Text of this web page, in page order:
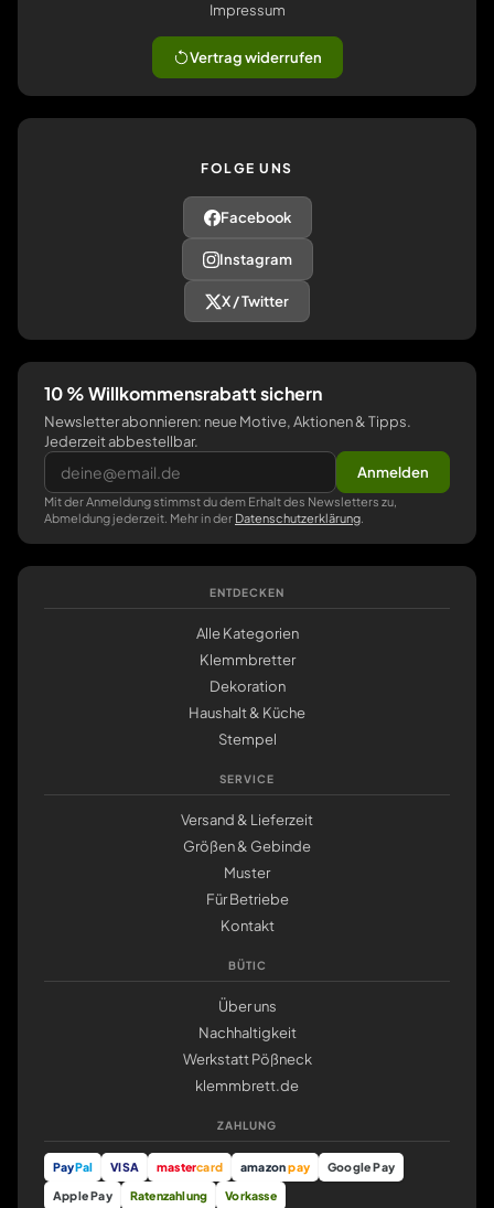
Impressum
Vertrag widerrufen
FOLGE UNS
Facebook
Instagram
X / Twitter
10 % Willkommensrabatt sichern
Newsletter abonnieren: neue Motive, Aktionen & Tipps.
Jederzeit abbestellbar.
Anmelden
Mit der Anmeldung stimmst du dem Erhalt des Newsletters zu,
Abmeldung jederzeit. Mehr in der Datenschutzerklärung
ENTDECKEN
Alle Kategorien
Klemmbretter
Dekoration
Haushalt & Küche
Stempel
SERVICE
Versand & Lieferzeit
Größen & Gebinde
Muster
Für Betriebe
Kontakt
BÜTIC
Über uns
Nachhaltigkeit
Werkstatt Pößneck
klemmbrett.de
ZAHLUNG
PayPal VISA mastercard amazonpay
Google Pay
Apple Pay
Ratenzahlung Vorkasse